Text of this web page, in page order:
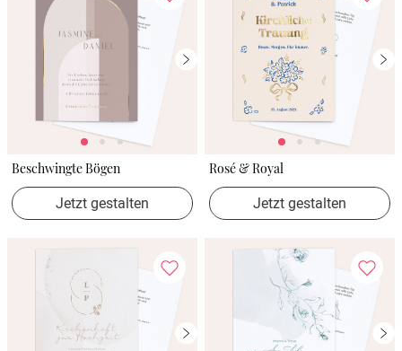
Beschwingte Bögen
Jetzt gestalten
Rosé & Royal
Jetzt gestalten